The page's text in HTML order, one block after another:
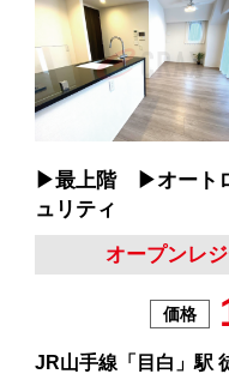
▶︎最上階 ▶︎オート
ュリティ
オープンレ
価格
JR山手線「目白」駅